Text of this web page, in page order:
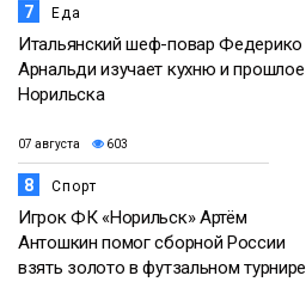
7 Еда
Итальянский шеф-повар Федерико
Арнальди изучает кухню и прошлое
Норильска
07 августа 603
8 Спорт
Игрок ФК «Норильск» Артём
Антошкин помог сборной России
взять золото в футзальном турнире